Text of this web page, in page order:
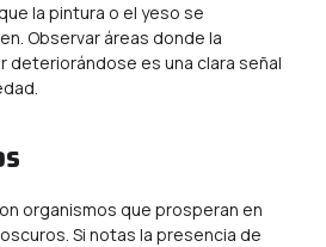
la pintura o el yeso se
Observar áreas donde la
es una clara señal
organismos que prosperan en
Si notas la presencia de